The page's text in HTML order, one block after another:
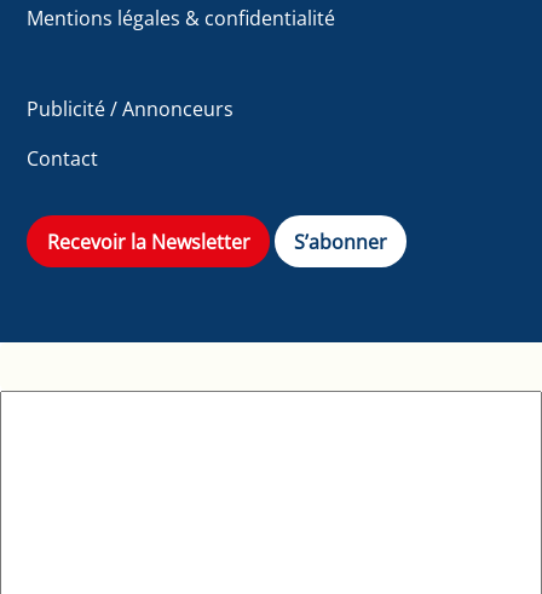
Mentions légales & confidentialité
Publicité / Annonceurs
Contact
Recevoir la Newsletter S’abonner